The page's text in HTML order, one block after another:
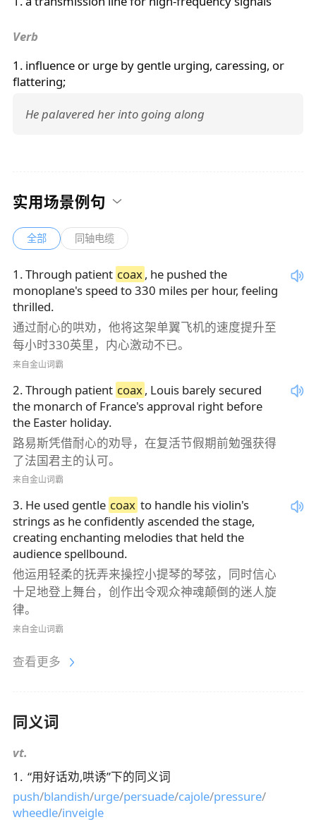
Verb
1. influence or urge by gentle urging, caressing, or
flattering;
He palavered her into going along
实用场景例句
全部 同轴电缆
1 .Through patient coax, he pushed the
monoplane's speed to 330 miles per hour, feeling
thrilled.
通过耐心的哄劝，他将这架单翼飞机的速度提升至
每小时330英里，内心激动不已。
来自金山词霸
2.Through patient coax, Louis barely secured
the monarch of France's approval right before
the Easter holiday.
路易斯凭借耐心的劝导，在复活节假期前勉强获得
了法国君主的认可。
来自金山词霸
3. He used gentle coax to handle his violin's
strings as he confidently ascended the stage,
creating enchanting melodies that held the
audience spellbound.
他运用轻柔的抚弄来操控小提琴的琴弦，同时信心
十足地登上舞台，创作出令观众神魂颠倒的迷人旋
律。
来自金山词霸
查看更多
同义词
vt.
1 . “用好话劝,哄诱”下的同义词
push/blandish/urge/persuade/cajole/pressure/
wheedle/inveigle